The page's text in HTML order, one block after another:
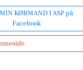
KØBMAND I ASP på
Facebook